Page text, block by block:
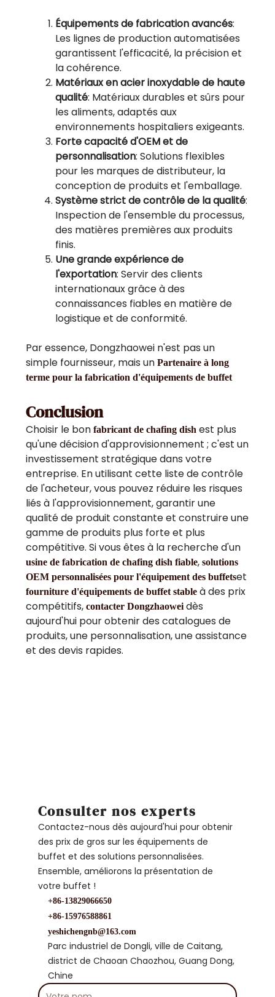
Équipements de fabrication avancés:
Les lignes de production automatisées
garantissent l'efficacité, la précision et
la cohérence.
Matériaux en acier inoxydable de haute
qualité: Matériaux durables et sûrs pour
les aliments, adaptés aux
environnements hospitaliers exigeants.
Forte capacité d'OEM et de
personnalisation: Solutions flexibles
pour les marques de distributeur, la
conception de produits et l'emballage.
Système strict de contrôle de la qualité:
Inspection de l'ensemble du processus,
des matières premières aux produits
finis.
Une grande expérience de
l'exportation: Servir des clients
internationaux grâce à des
connaissances fiables en matière de
logistique et de conformité.
Par essence, Dongzhaowei n'est pas un
simple fournisseur, mais unPartenaire à long
terme pour la fabrication d'équipements de buffet
Conclusion
Choisir le bonfabricant de chafing dish est plus
qu'une décision d'approvisionnement ; c'est un
investissement stratégique dans votre
entreprise. En utilisant cette liste de contrôle
de l'acheteur, vous pouvez réduire les risques
liés à l'approvisionnement, garantir une
qualité de produit constante et construire une
gamme de produits plus forte et plus
compétitive. Si vous êtes à la recherche d'un
usine de fabrication de chafing dish fiable,solutions
OEM personnalisées pour l'équipement des buffetset
fourniture d'équipements de buffet stableà des prix
compétitifs,contacter Dongzhaoweidès
aujourd'hui pour obtenir des catalogues de
produits, une personnalisation, une assistance
et des devis rapides.
Consulter nos experts
Contactez-nous dès aujourd'hui pour obtenir
des prix de gros sur les équipements de
buffet et des solutions personnalisées.
Ensemble, améliorons la présentation de
votre buffet !
+86-13829066650
+86-15976588861
yeshichengnb@163.com
Parc industriel de Dongli, ville de Caitang,
district de Chaoan Chaozhou, Guang Dong,
Chine
Votre